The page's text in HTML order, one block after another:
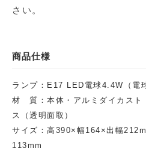
さい。
商品仕様
ランプ：E17 LED電球4.4W（電
材 質：本体・アルミダイカスト
ス（透明面取）
サイズ：高390×幅164×出幅
113mm